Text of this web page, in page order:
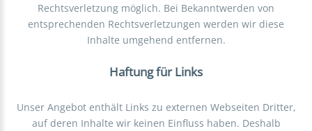
Rechtsverletzung möglich. Bei Bekanntwerden von
entsprechenden Rechtsverletzungen werden wir diese
Inhalte umgehend entfernen.
Haftung für Links
Unser Angebot enthält Links zu externen Webseiten Dritter,
auf deren Inhalte wir keinen Einfluss haben. Deshalb